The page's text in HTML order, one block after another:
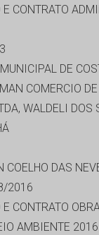
E CONTRATO
DE
COMERCIO
WALDELI DOS
COELHO DAS
2016
E CONTRATO
AMBIENTE 2016